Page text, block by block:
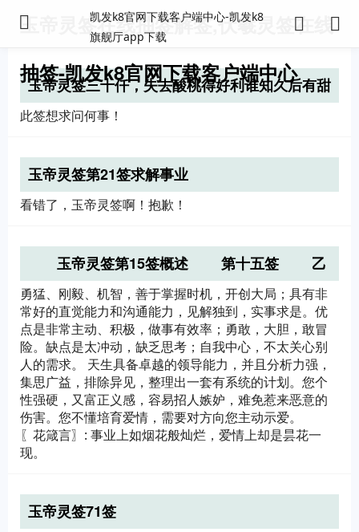
凯发k8官网下载客户端中心-凯发k8
旗舰厅app下载
玉帝灵签在线抽签解签,伏羲灵签在线
抽签-凯发k8官网下载客户端中心
玉帝灵签三十仟，失去酸桃得好利谁知久后有甜
时行藏若问何时泰绿枊橙黄绐熟时
此签想求问何事！
玉帝灵签第21签求解事业
看错了，玉帝灵签啊！抱歉！
玉帝灵签第15签概述 第十五签 乙
戊→笑笑圣→观音渡众生▼上吉▼ 诗文
日上东
勇猛、刚毅、机智，善于掌握时机，开创大局；具有非
常好的直觉能力和沟通能力，见解独到，实事求是。优
点是非常主动、积极，做事有效率；勇敢，大胆，敢冒
险。缺点是太冲动，缺乏思考；自我中心，不太关心别
人的需求。 天生具备卓越的领导能力，并且分析力强，
集思广益，排除异见，整理出一套有系统的计划。您个
性强硬，又富正义感，容易招人嫉妒，难免惹来恶意的
伤害。您不懂培育爱情，需要对方向您主动示爱。
〖花箴言〗: 事业上如烟花般灿烂，爱情上却是昙花一
现。
玉帝灵签71签